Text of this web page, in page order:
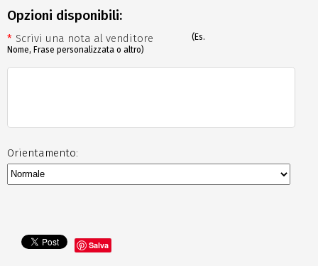
Salva
Opzioni disponibili:
Orientamento:
* Scrivi una nota al venditore
(Es.
Nome, Frase personalizzata o altro)